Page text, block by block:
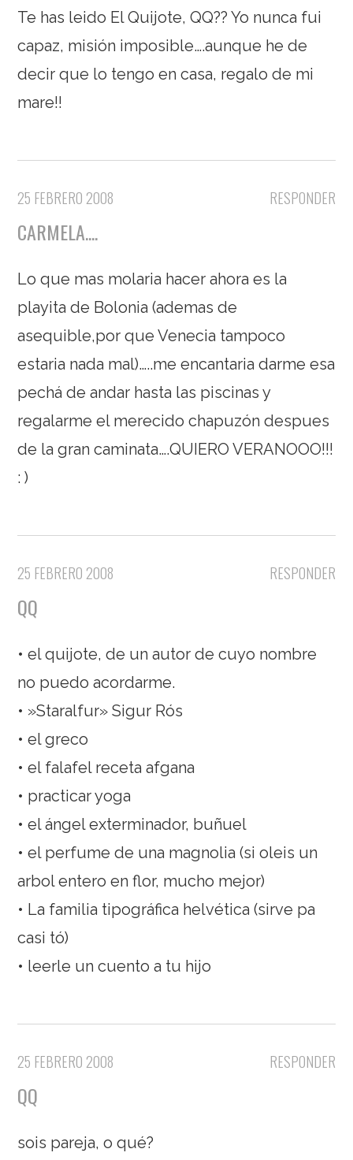
Te has leido El Quijote, QQ?? Yo nunca fui
capaz, misión imposible….aunque he de
decir que lo tengo en casa, regalo de mi
mare!!
RESPONDER
25 FEBRERO 2008
CARMELA....
Lo que mas molaria hacer ahora es la
playita de Bolonia (ademas de
asequible,por que Venecia tampoco
estaria nada mal)…..me encantaria darme esa
pechá de andar hasta las piscinas y
regalarme el merecido chapuzón despues
de la gran caminata….QUIERO VERANOOO!!!
: )
RESPONDER
25 FEBRERO 2008
QQ
• el quijote, de un autor de cuyo nombre
no puedo acordarme.
• »Staralfur» Sigur Rós
• el greco
• el falafel receta afgana
• practicar yoga
• el ángel exterminador, buñuel
• el perfume de una magnolia (si oleis un
arbol entero en flor, mucho mejor)
• La familia tipográfica helvética (sirve pa
casi tó)
• leerle un cuento a tu hijo
RESPONDER
25 FEBRERO 2008
QQ
sois pareja, o qué?